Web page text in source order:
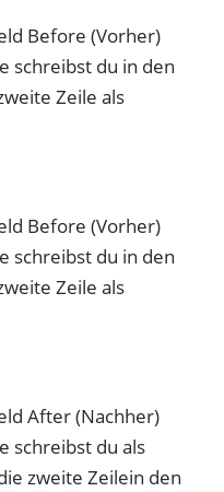
Before (Vorher)
schreibst du in den
Zeile als
Before (Vorher)
schreibst du in den
Zeile als
After (Nachher)
schreibst du als
zweite Zeilein den